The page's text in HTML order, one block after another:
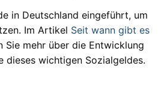
in Deutschland eingeführt, um
Im Artikel Seit wann gibt es
Sie mehr über die Entwicklung
dieses wichtigen Sozialgeldes.